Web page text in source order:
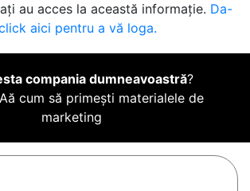
au acces la această informație. Da-
aici pentru a vă loga.
compania dumneavoastră?
Aă cum să primești materialele de
marketing